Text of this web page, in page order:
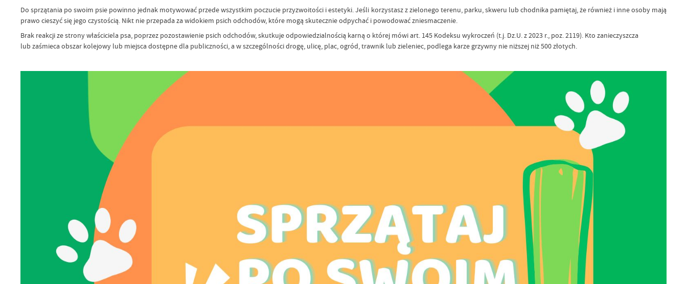
Do sprzątania po swoim psie powinno jednak motywować przede wszystkim poczucie przyzwoitości i estetyki. Jeśli korzystasz z zielonego terenu, parku, skweru lub chodnika pamiętaj, że również i inne osoby mają
prawo cieszyć się jego czystością. Nikt nie przepada za widokiem psich odchodów, które mogą skutecznie odpychać i powodować zniesmaczenie.
Brak reakcji ze strony właściciela psa, poprzez pozostawienie psich odchodów, skutkuje odpowiedzialnością karną o której mówi art. 145 Kodeksu wykroczeń (t.j. Dz.U. z 2023 r., poz. 2119). Kto zanieczyszcza
lub zaśmieca obszar kolejowy lub miejsca dostępne dla publiczności, a w szczególności drogę, ulicę, plac, ogród, trawnik lub zieleniec, podlega karze grzywny nie niższej niż 500 złotych.